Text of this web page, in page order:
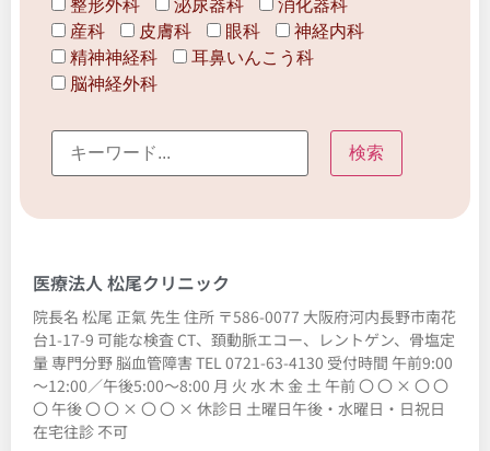
整形外科
泌尿器科
消化器科
産科
皮膚科 眼科
神経内科
精神神経科
耳鼻いんこう科
脳神経外科
医療法人 松尾クリニック
院長名 松尾 正氣 先生 住所 〒586-0077 大阪府河内長野市南花
台1-17-9 可能な検査 CT、頚動脈エコー、レントゲン、骨塩定
量 専門分野 脳血管障害 TEL 0721-63-4130 受付時間 午前9:00
～12:00／午後5:00～8:00 月 火 水 木 金 土 午前 〇 〇 × 〇 〇
〇 午後 〇 〇 × 〇 〇 × 休診日 土曜日午後・水曜日・日祝日
在宅往診 不可